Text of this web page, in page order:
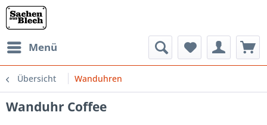
Menü
Übersicht Wanduhren
Wanduhr Coffee